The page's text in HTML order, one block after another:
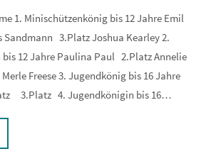
1. Minischützenkönig bis 12 Jahre Emil
3.Platz Joshua Kearley 2.
12 Jahre Paulina Paul 2.Platz Annelie
Freese 3. Jugendkönig bis 16 Jahre
3.Platz 4. Jugendkönigin bis 16…